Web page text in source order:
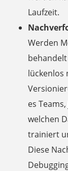
Laufzeit.
Werden
lückenlos
es
welchen
trainiert
Diese